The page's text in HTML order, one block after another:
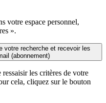
votre espace personnel,
».
votre recherche et recevoir les
(abonnement)
les critères de votre
cela, cliquez sur le bouton